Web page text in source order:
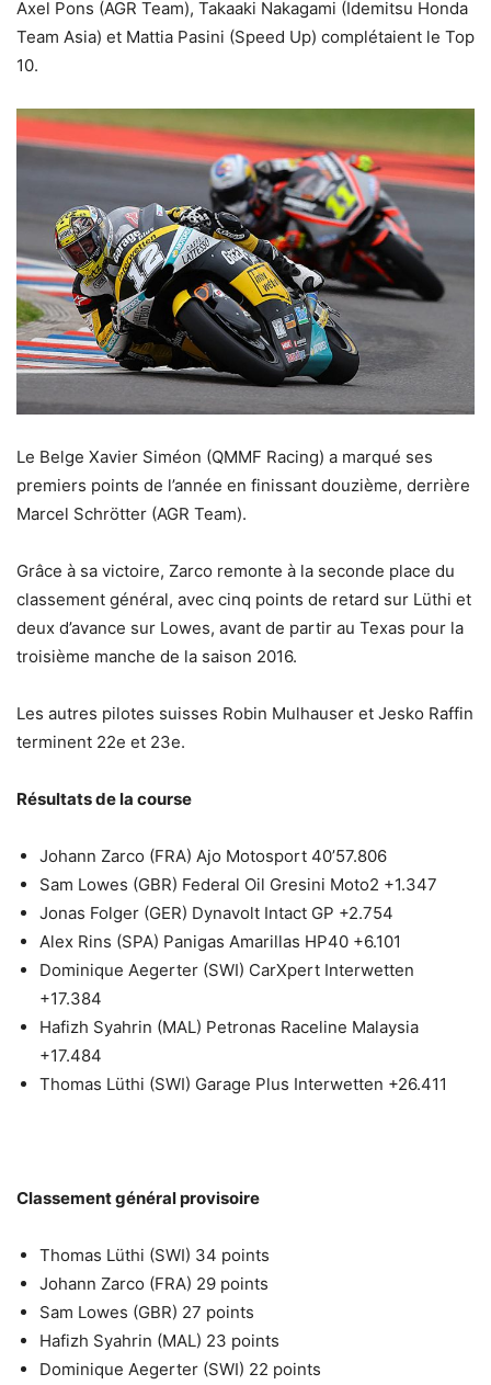
Axel Pons (AGR Team), Takaaki Nakagami (Idemitsu Honda
Team Asia) et Mattia Pasini (Speed Up) complétaient le Top
10.
Le Belge Xavier Siméon (QMMF Racing) a marqué ses
premiers points de l’année en finissant douzième, derrière
Marcel Schrötter (AGR Team).
Grâce à sa victoire, Zarco remonte à la seconde place du
classement général, avec cinq points de retard sur Lüthi et
deux d’avance sur Lowes, avant de partir au Texas pour la
troisième manche de la saison 2016.
Les autres pilotes suisses Robin Mulhauser et Jesko Raffin
terminent 22e et 23e.
Résultats de la course
Johann Zarco (FRA) Ajo Motosport 40’57.806
Sam Lowes (GBR) Federal Oil Gresini Moto2 +1.347
Jonas Folger (GER) Dynavolt Intact GP +2.754
Alex Rins (SPA) Panigas Amarillas HP40 +6.101
Dominique Aegerter (SWI) CarXpert Interwetten
+17.384
Hafizh Syahrin (MAL) Petronas Raceline Malaysia
+17.484
Thomas Lüthi (SWI) Garage Plus Interwetten +26.411
Classement général provisoire
Thomas Lüthi (SWI) 34 points
Johann Zarco (FRA) 29 points
Sam Lowes (GBR) 27 points
Hafizh Syahrin (MAL) 23 points
Dominique Aegerter (SWI) 22 points